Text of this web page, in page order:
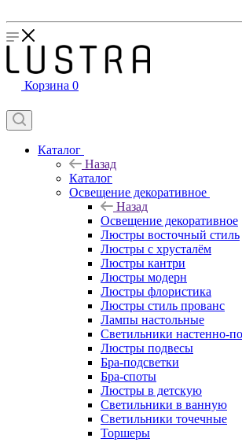
Корзина 0
Каталог
Назад
Каталог
Освещение декоративное
Назад
Освещение декоративное
Люстры восточный стиль
Люстры с хрусталём
Люстры кантри
Люстры модерн
Люстры флористика
Люстры стиль прованс
Лампы настольные
Светильники настенно-
Люстры подвесы
Бра-подсветки
Бра-споты
Люстры в детскую
Светильники в ванную
Светильники точечные
Торшеры